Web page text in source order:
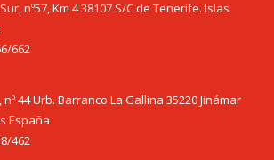
nº57, Km 4 38107 S/C de Tenerife. Islas
/662
44 Urb. Barranco La Gallina 35220 Jinámar
España
/462